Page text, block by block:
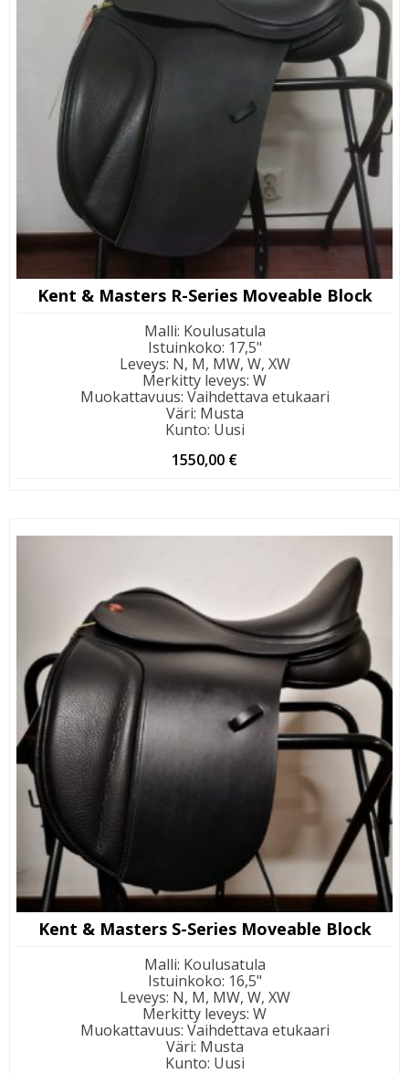
Kent & Masters R-Series Moveable Block
Malli: Koulusatula
Istuinkoko: 17,5"
Leveys: N, M, MW, W, XW
Merkitty leveys: W
Muokattavuus: Vaihdettava etukaari
Väri: Musta
Kunto: Uusi
1550,00 €
Kent & Masters S-Series Moveable Block
Malli: Koulusatula
Istuinkoko: 16,5"
Leveys: N, M, MW, W, XW
Merkitty leveys: W
Muokattavuus: Vaihdettava etukaari
Väri: Musta
Kunto: Uusi